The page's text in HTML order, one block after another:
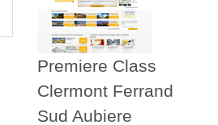
Premiere Class
Clermont Ferrand
Sud Aubiere